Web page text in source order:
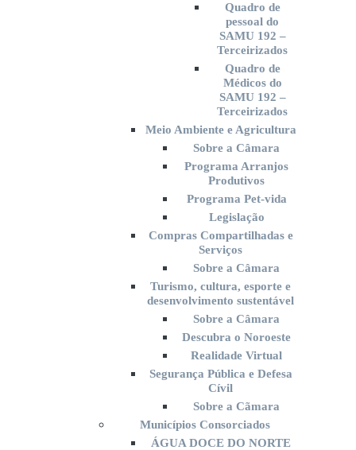
Quadro de
pessoal do
SAMU 192 –
Terceirizados
Quadro de
Médicos do
SAMU 192 –
Terceirizados
Meio Ambiente e Agricultura
Sobre a Câmara
Programa Arranjos
Produtivos
Programa Pet-vida
Legislação
Compras Compartilhadas e
Serviços
Sobre a Câmara
Turismo, cultura, esporte e
desenvolvimento sustentável
Sobre a Câmara
Descubra o Noroeste
Realidade Virtual
Segurança Pública e Defesa
Cívil
Sobre a Cãmara
Municípios Consorciados
ÁGUA DOCE DO NORTE